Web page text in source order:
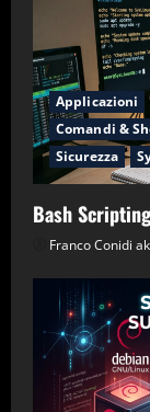
Applicazioni
Comandi &
Sicurezza
Bash
Franco Conidi